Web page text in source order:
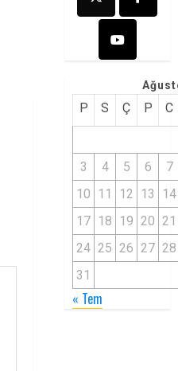
P S Ç P C
3 4 5 6
7
10 11 12 13
14
17 18 19 20 21
24 25 26 27 28
31
« Tem